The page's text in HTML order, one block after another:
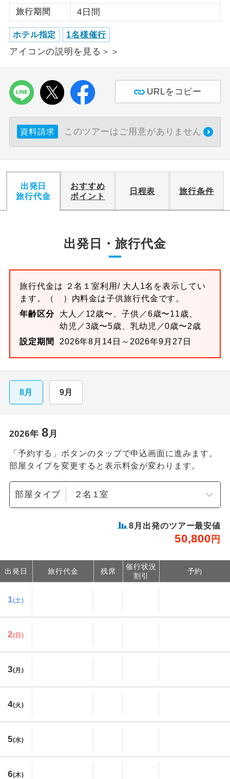
旅行期間 4日間
ホテル指定 1名様催行
アイコンの説明を見る＞＞
URLをコピー
資料請求 このツアーはご用意がありません
出発日
旅行代金
おすすめ
ポイント
日程表 旅行条件
出発日・旅行代金
旅行代金は ２名１室利用/ 大人1名を表示してい
ます。
（ ）内料金は子供旅行代金です。
年齢区分
大人／12歳〜、子供／6歳〜11歳、
幼児／3歳〜5歳、乳幼児／0歳〜2歳
設定期間
2026年8月14日～2026年9月27日
8月 9月
2026年 8月
「予約する」ボタンのタップで申込画面に進みます。
部屋タイプを変更すると表示料金が変わります。
部屋タイプ
8 月出発のツアー最安値
50,800 円
出発日 旅行代金 残席
催行状況
割引
予約
1(土)
2(日)
3(月)
4(火)
5(水)
6(木)
ご夫婦限定
ご夫婦限定でご参加いただけるコースで
女性限定
女性限定でご参加いただけるコースで
す。
年齢制限あり
です。
ホテル指定
ス2席利用
す。